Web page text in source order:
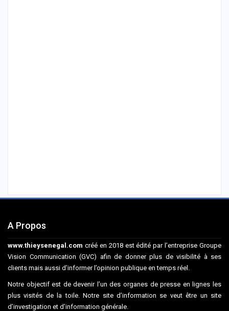
A Propos
www.thieysenegal.com créé en 2018 est édité par l’entreprise Groupe
Vision Communication (GVC) afin de donner plus de visibilité à ses
clients mais aussi d’informer l’opinion publique en temps réel.
Notre objectif est de devenir l’un des organes de presse en lignes les
plus visités de la toile. Notre site d’information se veut être un site
d’investigation et d’information générale.